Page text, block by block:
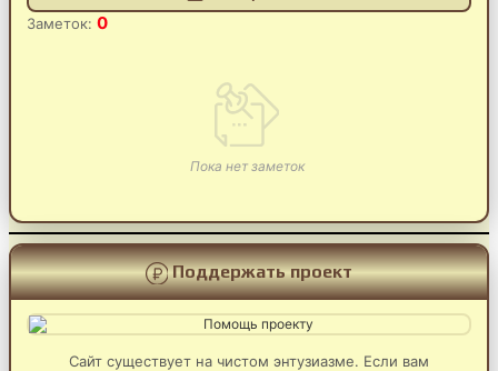
Заметок: 0
Пока нет заметок
Поддержать проект
Сайт существует на чистом энтузиазме. Если вам